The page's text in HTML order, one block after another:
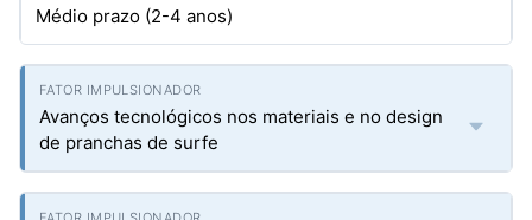
Médio prazo (2-4 anos)
Avanços tecnológicos nos materiais e no design
de pranchas de surfe